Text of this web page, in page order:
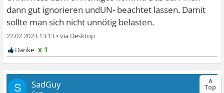
dann gut ignorieren undUN- beachtet lassen. Damit
sollte man sich nicht unnötig belasten.
22.02.2023 13:13 •
x 1
S SadGuy ∧
Top